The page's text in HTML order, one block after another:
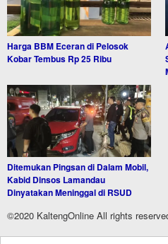
Harga BBM Eceran di Pelosok
Kobar Tembus Rp 25 Ribu
Ditemukan Pingsan di Dalam Mobil,
Kabid Dinsos Lamandau
Dinyatakan Meninggal di RSUD
©2020 KaltengOnline All rights